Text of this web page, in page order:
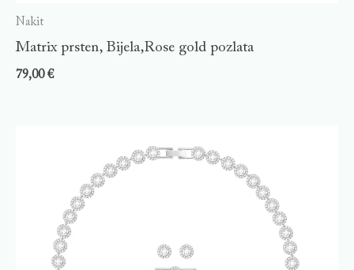
Nakit
Matrix prsten, Bijela,Rose gold pozlata
79,00€